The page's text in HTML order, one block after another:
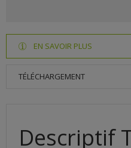
EN SAVOIR PLUS
TÉLÉCHARGEMENT
Descriptif